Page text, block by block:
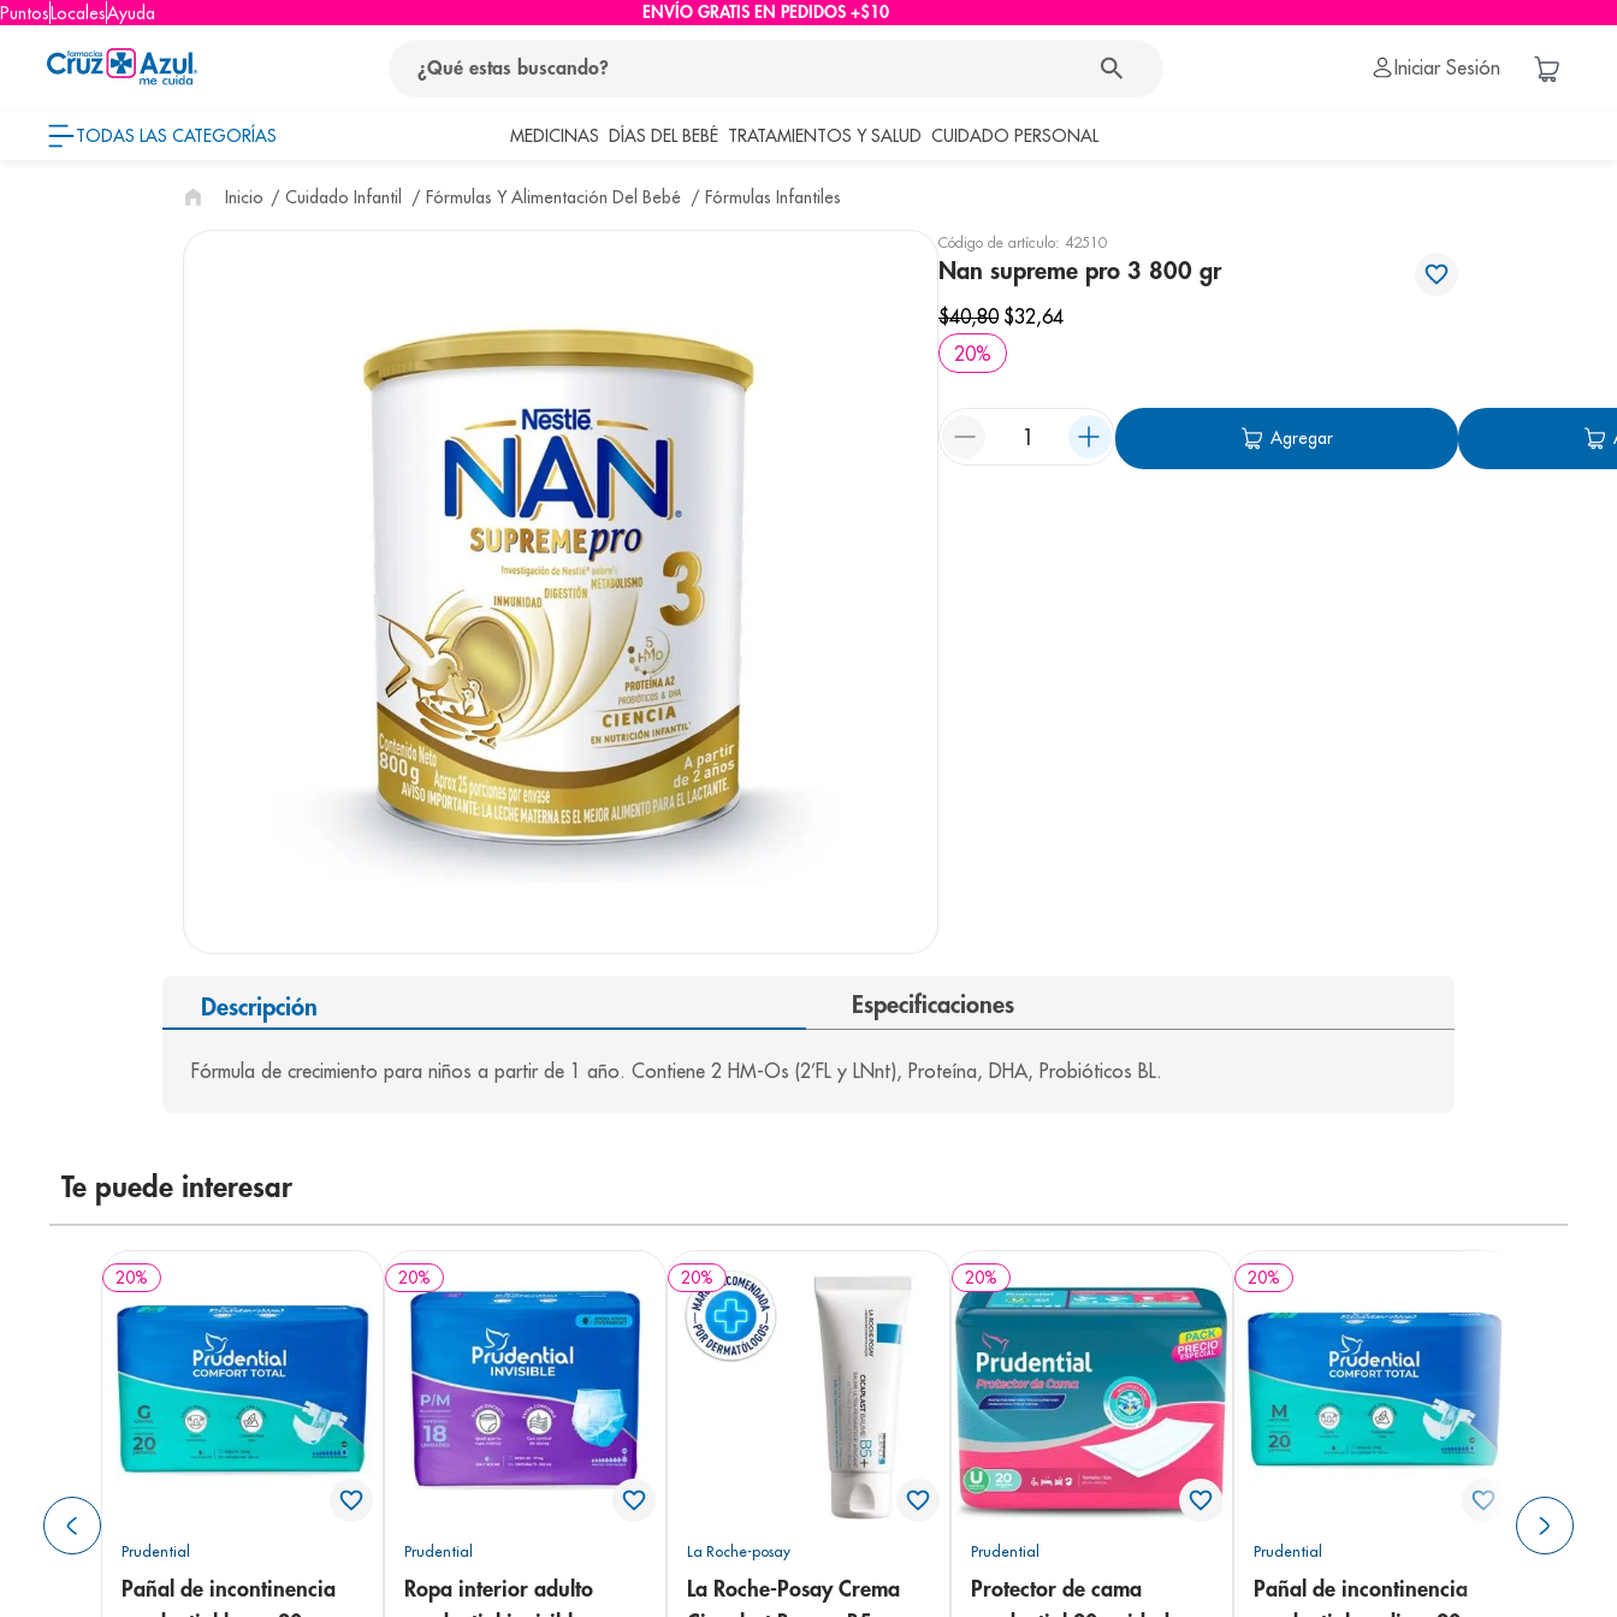
PuntosLocalesAyuda ENVÍO GRATIS EN PEDIDOS +$10
Iniciar Sesión
TODAS LAS CATEGORÍAS MEDICINAS DÍAS DEL BEBÉ TRATAMIENTOS Y SALUD CUIDADO PERSONAL
Cuidado Infantil Fórmulas Y Alimentación Del Bebé Fórmulas Infantiles
Código de artículo: 42510
Nan supreme pro 3 800 gr
$40,80 $32,64
20%
Agregar
Descripción Especificaciones
Fórmula de crecimiento para niños a partir de 1 año. Contiene 2 HM-Os (2’FL y LNnt), Proteína, DHA, Probióticos BL.
Te puede interesar
20%
Prudential
Pañal de incontinencia
20%
Prudential
Ropa interior adulto
20%
La Roche-posay
La Roche-Posay Crema
20%
Prudential
Protector de cama
20%
Prudential
Pañal de incontinencia
términos más buscados
1. protector solar
4. cerave
5. nivea
shampoo
bioderma
panolini
pediasure
desodorante